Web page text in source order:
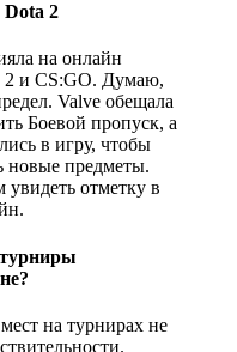
2
на онлайн
2 и CS:GO. Думаю,
Valve обещала
Боевой пропуск, а
в игру, чтобы
новые предметы.
отметку в
на турнирах не